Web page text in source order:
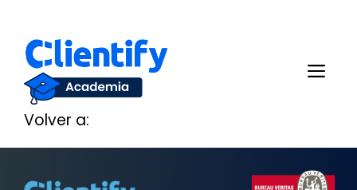
contenido
Volver a: